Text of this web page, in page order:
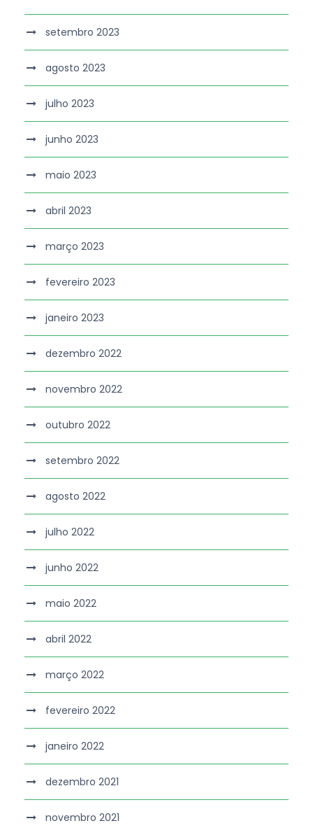
setembro 2023
agosto 2023
julho 2023
junho 2023
maio 2023
abril 2023
março 2023
fevereiro 2023
janeiro 2023
dezembro 2022
novembro 2022
outubro 2022
setembro 2022
agosto 2022
julho 2022
junho 2022
maio 2022
abril 2022
março 2022
fevereiro 2022
janeiro 2022
dezembro 2021
novembro 2021